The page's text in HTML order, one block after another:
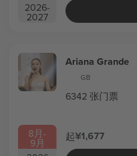
2026-
2027
8月-
9月
Ariana Grande
GB
6342 张门票
起¥1,677